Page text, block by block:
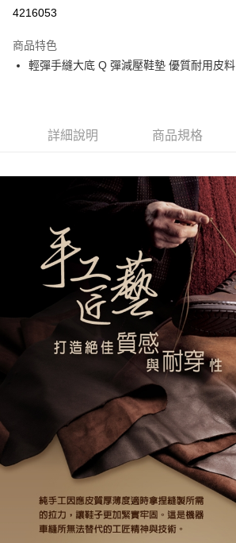
付款後門市自取
每筆NT$80，滿NT$699(含以上)免運費
4216053
商品特色
輕彈手縫大底 Q 彈減壓鞋墊 優質耐用皮料
詳細說明 商品規格